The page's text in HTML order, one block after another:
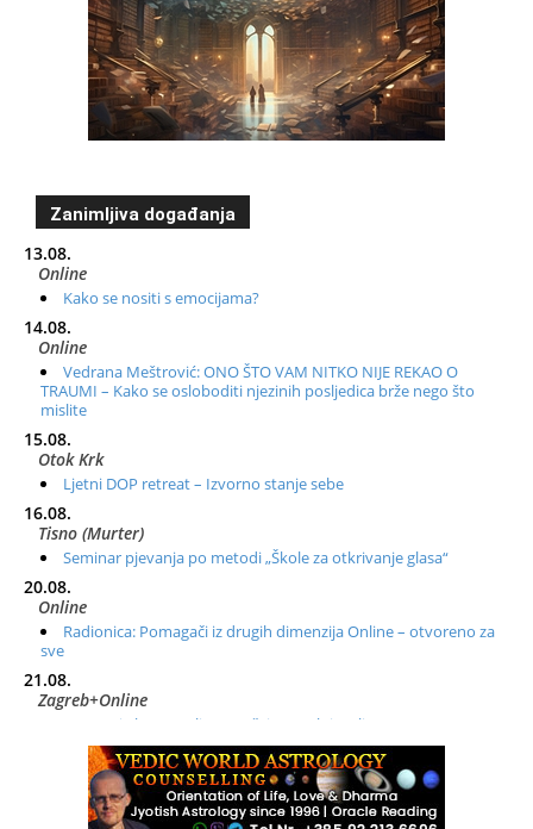
Zanimljiva događanja
13.08.
Online
Kako se nositi s emocijama?
14.08.
Online
Vedrana Meštrović: ONO ŠTO VAM NITKO NIJE REKAO O
TRAUMI – Kako se osloboditi njezinih posljedica brže nego što
mislite
15.08.
Otok Krk
Ljetni DOP retreat – Izvorno stanje sebe
16.08.
Tisno (Murter)
Seminar pjevanja po metodi „Škole za otkrivanje glasa“
20.08.
Online
Radionica: Pomagači iz drugih dimenzija Online – otvoreno za
sve
21.08.
Zagreb+Online
Osnovni ThetaHealing® tečaj, Zagreb i Online
Zagreb
Osnovna radionica za izscjeljivanje pranom (Basic Pranic
Healing course)